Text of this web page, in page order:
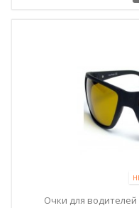
Очки для водителей